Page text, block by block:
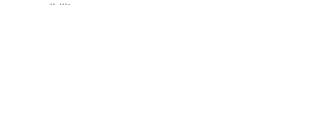
accessibility-